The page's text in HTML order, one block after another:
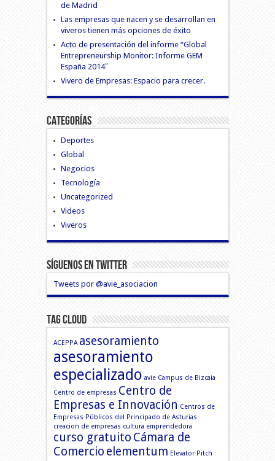
de Madrid
Las empresas que nacen y se desarrollan en
viveros tienen más opciones de éxito
Acto de presentación del informe “Global
Entrepreneurship Monitor: Informe GEM
España 2014″
Vivero de Empresas: Espacio para crecer.
Categorías
Deportes
Global
Negocios
Tecnología
Uncategorized
Videos
Viveros
Síguenos En Twitter
Tweets por @avie_asociacion
Tag Cloud
ACEPPA asesoramiento
asesoramiento
especializado avie Campus de Bizcaia
Centro de empresas Centro de
Empresas e Innovación Centros de
Empresas Públicos del Principado de Asturias
creacion de empresas cultura emprendedora
curso gratuito Cámara de
Comercio elementum Elevator Pitch